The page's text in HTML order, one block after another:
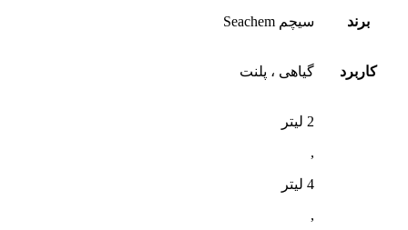
برند سیچم Seachem
کاربرد گیاهی ، پلنت
2 لیتر
,
4 لیتر
,